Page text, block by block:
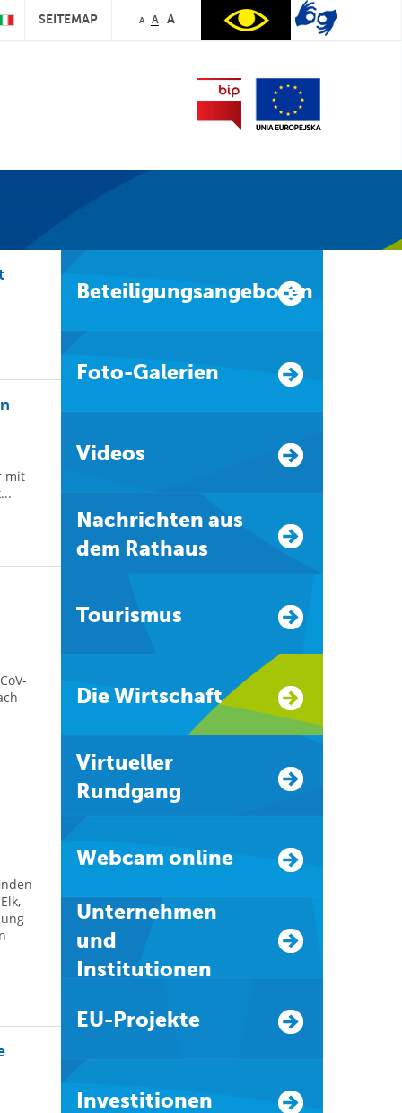
SEITEMAP A A A
mit
Beteiligungsangeboten
Foto-Galerien
Videos
Nachrichten aus
dem Rathaus
Tourismus
Die Wirtschaft
Virtueller
Rundgang
Webcam online
Unternehmen
und
Institutionen
EU-Projekte
Investitionen